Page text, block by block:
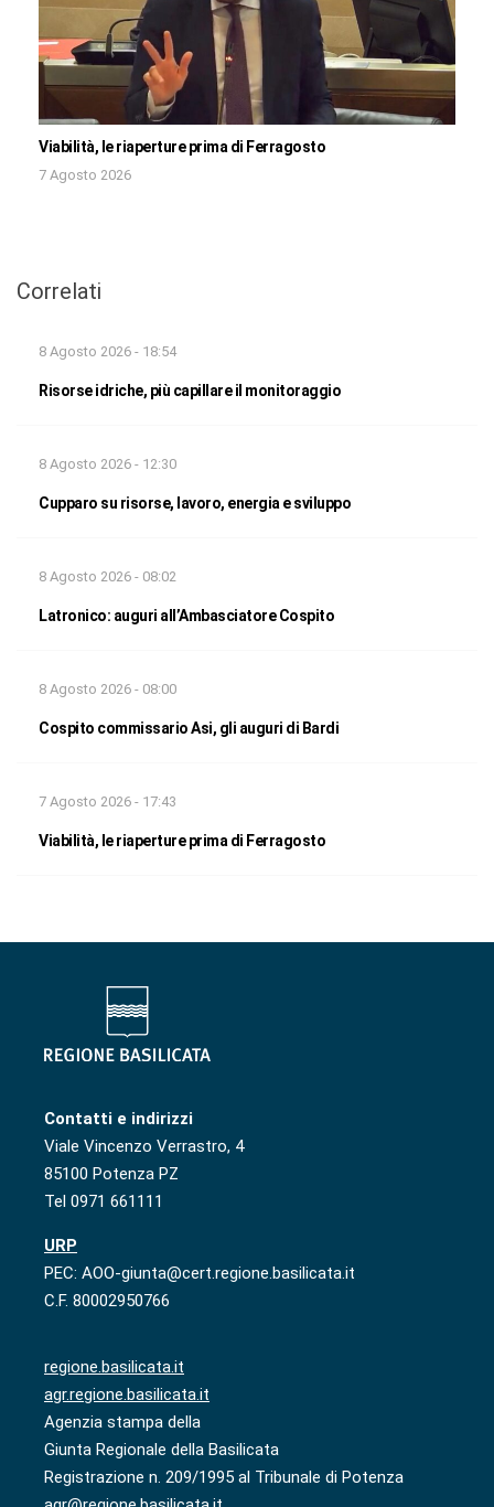
Viabilità, le riaperture prima di Ferragosto
7 Agosto 2026
Correlati
8 Agosto 2026 - 18:54
Risorse idriche, più capillare il monitoraggio
8 Agosto 2026 - 12:30
Cupparo su risorse, lavoro, energia e sviluppo
8 Agosto 2026 - 08:02
Latronico: auguri all’Ambasciatore Cospito
8 Agosto 2026 - 08:00
Cospito commissario Asi, gli auguri di Bardi
7 Agosto 2026 - 17:43
Viabilità, le riaperture prima di Ferragosto
Contatti e indirizzi
Viale Vincenzo Verrastro, 4
85100 Potenza PZ
Tel 0971 661111
URP
PEC: AOO-giunta@cert.regione.basilicata.it
C.F. 80002950766
regione.basilicata.it
agr.regione.basilicata.it
Agenzia stampa della
Giunta Regionale della Basilicata
Registrazione n. 209/1995 al Tribunale di Potenza